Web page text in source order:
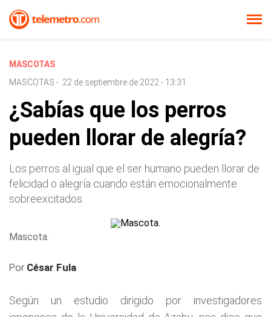
MASCOTAS
MASCOTAS - 22 de septiembre de 2022 - 13:31
¿Sabías que los perros
pueden llorar de alegría?
Los perros al igual que el ser humano pueden llorar de
felicidad o alegría cuando están emocionalmente
sobreexcitados.
Mascota.
Por César Fula
Según un estudio dirigido por investigadores